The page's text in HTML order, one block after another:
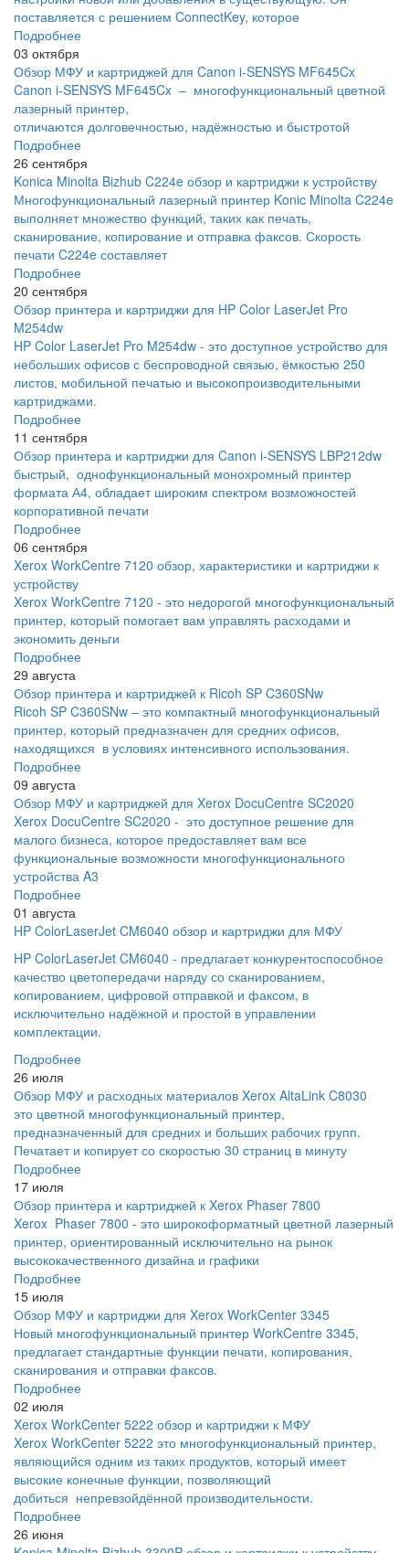
поставляется с решением ConnectKey, которое
Подробнее
03 октября
Обзор МФУ и картриджей для Canon i-SENSYS MF645Cx
Canon i-SENSYS MF645Cx – многофункциональный цветной
лазерный принтер,
отличаются долговечностью, надёжностью и быстротой
Подробнее
26 сентября
Konica Minolta Bizhub C224e обзор и картриджи к устройству
Многофункциональный лазерный принтер Konic Minolta C224e
выполняет множество функций, таких как печать,
сканирование, копирование и отправка факсов. Скорость
печати C224e составляет
Подробнее
20 сентября
Обзор принтера и картриджи для HP Color LaserJet Pro
M254dw
HP Color LaserJet Pro M254dw - это доступное устройство для
небольших офисов с беспроводной связью, ёмкостью 250
листов, мобильной печатью и высокопроизводительными
картриджами.
Подробнее
11 сентября
Обзор принтера и картриджи для Canon i-SENSYS LBP212dw
быстрый, однофункциональный монохромный принтер
формата А4, обладает широким спектром возможностей
корпоративной печати
Подробнее
06 сентября
Xerox WorkCentre 7120 обзор, характеристики и картриджи к
устройству
Xerox WorkCentre 7120 - это недорогой многофункциональный
принтер, который помогает вам управлять расходами и
экономить деньги
Подробнее
29 августа
Обзор принтера и картриджей к Ricoh SP C360SNw
Ricoh SP C360SNw – это компактный многофункциональный
принтер, который предназначен для средних офисов,
находящихся в условиях интенсивного использования.
Подробнее
09 августа
Обзор МФУ и картриджей для Xerox DocuCentre SC2020
Xerox DocuCentre SC2020 - это доступное решение для
малого бизнеса, которое предоставляет вам все
функциональные возможности многофункционального
устройства A3
Подробнее
01 августа
HP ColorLaserJet CM6040 обзор и картриджи для МФУ
HP ColorLaserJet CM6040 - предлагает конкурентоспособное
качество цветопередачи наряду со сканированием,
копированием, цифровой отправкой и факсом, в
исключительно надёжной и простой в управлении
комплектации.
Подробнее
26 июля
Обзор МФУ и расходных материалов Xerox AltaLink C8030
это цветной многофункциональный принтер,
предназначенный для средних и больших рабочих групп.
Печатает и копирует со скоростью 30 страниц в минуту
Подробнее
17 июля
Обзор принтера и картриджей к Xerox Phaser 7800
Xerox Phaser 7800 - это широкоформатный цветной лазерный
принтер, ориентированный исключительно на рынок
высококачественного дизайна и графики
Подробнее
15 июля
Обзор МФУ и картриджи для Xerox WorkCenter 3345
Новый многофункциональный принтер WorkCentre 3345,
предлагает стандартные функции печати, копирования,
сканирования и отправки факсов.
Подробнее
02 июля
Xerox WorkCenter 5222 обзор и картриджи к МФУ
Xerox WorkCenter 5222 это многофункциональный принтер,
являющийся одним из таких продуктов, который имеет
высокие конечные функции, позволяющий
добиться непревзойдённой производительности.
Подробнее
26 июня